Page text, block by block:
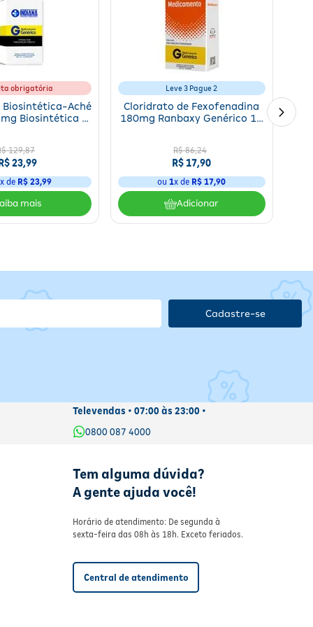
mastigar, podendo ser tomado com ou sem alimentos. É
OS SINTOMAS, O MÉDICO DEVERÁ SER CONSULTADO.
obrigatória
Biosintética-Aché
Biosintética -
129,87
23,99
x de R$ 23,99
Leve 3 Pague 2
Cloridrato de Fexofenadina
180mg Ranbaxy Genérico 10
R$ 86,24
R$17,90
ou1x de R$ 17,90
Adicionar
Cadastre-se
Televendas • 07:00 às 23:00 •
0800 087 4000
Tem alguma dúvida?
A gente ajuda você!
Horário de atendimento: De segunda à
sexta-feira das 08h às 18h. Exceto feriados.
Central de atendimento